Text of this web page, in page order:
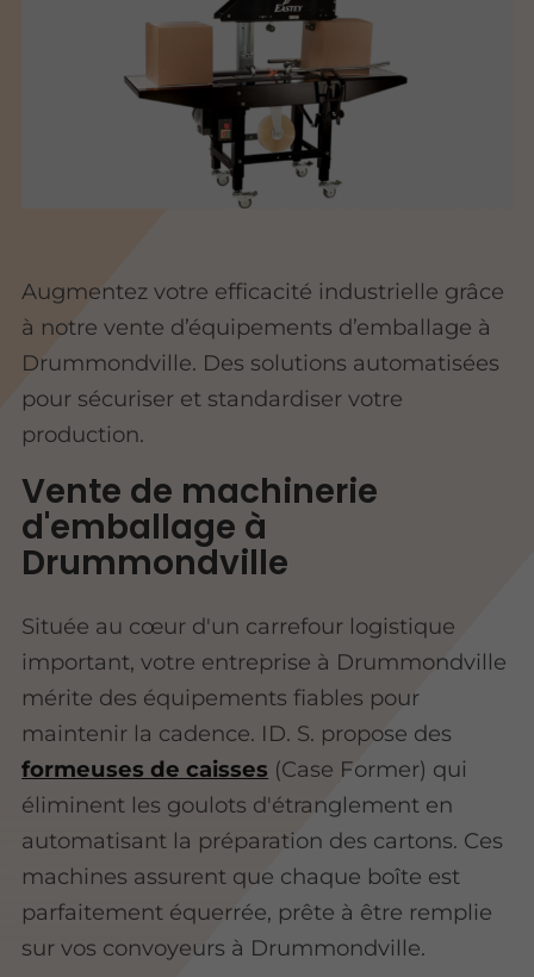
Augmentez votre efficacité industrielle grâce
à notre vente d’équipements d’emballage à
Drummondville. Des solutions automatisées
pour sécuriser et standardiser votre
production.
Vente de machinerie
d'emballage à
Drummondville
Située au cœur d'un carrefour logistique
important, votre entreprise à Drummondville
mérite des équipements fiables pour
maintenir la cadence. ID. S. propose des
formeuses de caisses (Case Former) qui
éliminent les goulots d'étranglement en
automatisant la préparation des cartons. Ces
machines assurent que chaque boîte est
parfaitement équerrée, prête à être remplie
sur vos convoyeurs à Drummondville.